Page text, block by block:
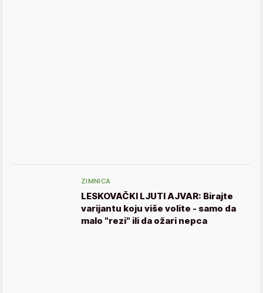
ZIMNICA
LESKOVAČKI LJUTI AJVAR: Birajte
varijantu koju više volite - samo da
malo "rezi" ili da ožari nepca